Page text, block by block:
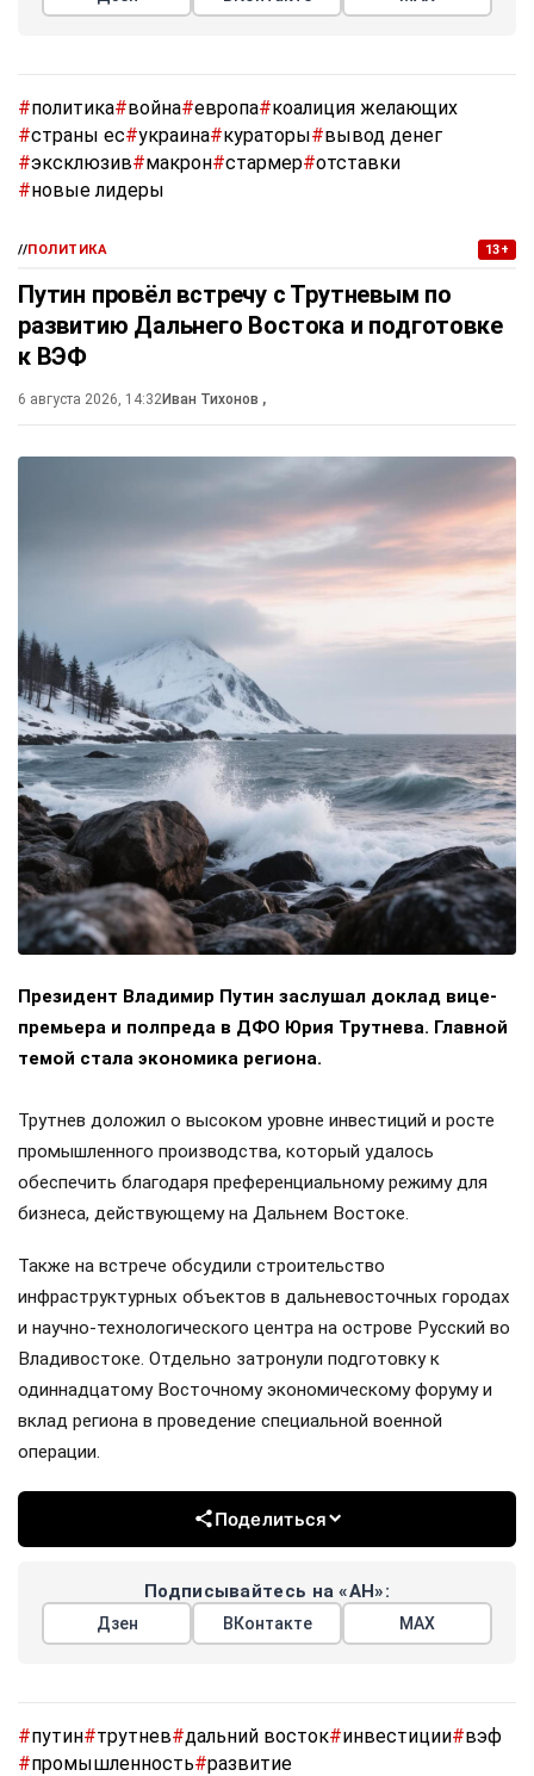
#политика#война#европа#коалиция желающих
#страны ес#украина#кураторы#вывод денег
#эксклюзив#макрон#стармер#отставки
#новые лидеры
//ПОЛИТИКА 13+
Путин провёл встречу с Трутневым по
развитию Дальнего Востока и подготовке
к ВЭФ
6 августа 2026, 14:32Иван Тихонов ,
Президент Владимир Путин заслушал доклад вице-
премьера и полпреда в ДФО Юрия Трутнева. Главной
темой стала экономика региона.
Трутнев доложил о высоком уровне инвестиций и росте
промышленного производства, который удалось
обеспечить благодаря преференциальному режиму для
бизнеса, действующему на Дальнем Востоке.
Также на встрече обсудили строительство
инфраструктурных объектов в дальневосточных городах
и научно-технологического центра на острове Русский во
Владивостоке. Отдельно затронули подготовку к
одиннадцатому Восточному экономическому форуму и
вклад региона в проведение специальной военной
операции.
Поделиться
Подписывайтесь на «АН»:
Дзен ВКонтакте МАХ
#путин#трутнев#дальний восток#инвестиции#вэф
#промышленность#развитие